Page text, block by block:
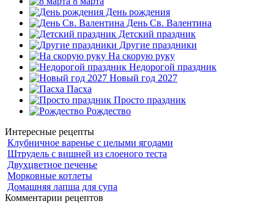
День рождения
День Св. Валентина
Детский праздник
Другие праздники
На скорую руку
Недорогой праздник
Новый год 2027
Пасха
Просто праздник
Рождество
Интересные рецепты
Клубничное варенье с целыми ягодами
Штрудель с вишней из слоеного теста
Двухцветное печенье
Морковные котлеты
Домашняя лапша для супа
Комментарии рецептов